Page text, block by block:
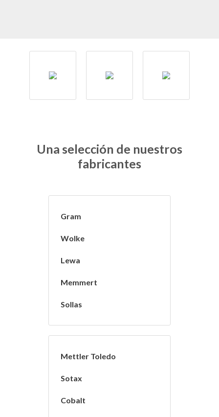
Una selección de nuestros
fabricantes
Gram
Wolke
Lewa
Memmert
Sollas
Mettler Toledo
Sotax
Cobalt